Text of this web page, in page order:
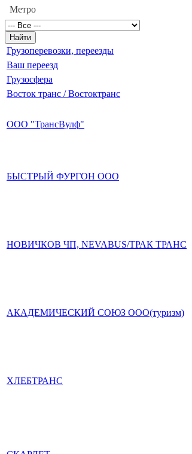
Метро
Грузоперевозки, переезды
Ваш переезд
Грузосфера
Восток транс / Востоктранс
ООО "ТрансВулф"
БЫСТРЫЙ ФУРГОН ООО
НОВИЧКОВ ЧП, NEVABUS/ТРАК ТРАНС
АКАДЕМИЧЕСКИЙ СОЮЗ ООО(туризм)
ХЛЕБТРАНС